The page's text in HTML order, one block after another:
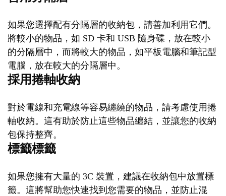
如果您選擇配有分隔層的收納包，請善加利用它們。
將較小的物品，如 SD 卡和 USB 隨身碟，放在較小
的分隔層中，而將較大的物品，如平板電腦和筆記型
電腦，放在較大的分隔層中。
採用捲軸收納
對於電線和充電線等容易纏繞的物品，請考慮使用捲
軸收納。這有助於防止這些物品纏結，並讓您的收納
包保持整齊。
標籤標籤
如果您擁有大量的 3C 裝置，建議在收納包中放置標
籤。這將幫助您快速找到您需要的物品，並防止混